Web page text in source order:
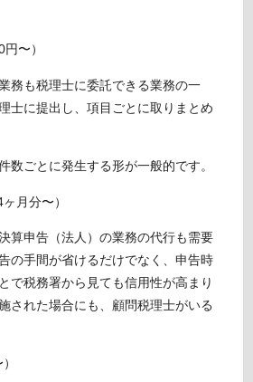
〜）
務も税理士に委託できる業務の一
士に提出し、項目ごとに取りまとめ
数ごとに発生する形が一般的です。
月分〜）
算申告（法人）の業務の代行も需要
の手間が省けるだけでなく、申告時
で税務署から見ても信用性が高まり
された場合にも、顧問税理士がいる